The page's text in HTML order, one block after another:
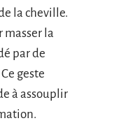
la cheville.
masser la
par de
geste
à assouplir